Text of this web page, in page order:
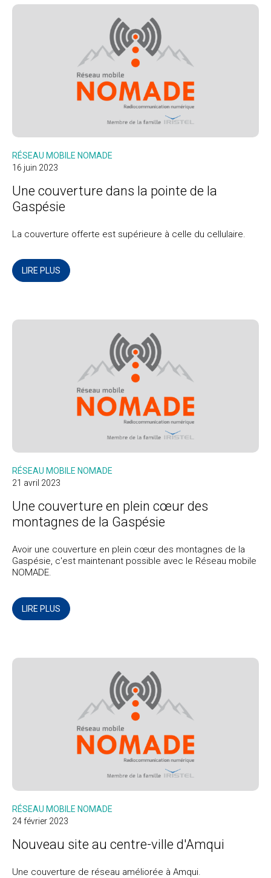
RÉSEAU MOBILE NOMADE
16 juin 2023
Une couverture dans la pointe de la
Gaspésie
La couverture offerte est supérieure à celle du cellulaire.
LIRE PLUS
RÉSEAU MOBILE NOMADE
21 avril 2023
Une couverture en plein cœur des
montagnes de la Gaspésie
Avoir une couverture en plein cœur des montagnes de la
Gaspésie, c'est maintenant possible avec le Réseau mobile
NOMADE.
LIRE PLUS
RÉSEAU MOBILE NOMADE
24 février 2023
Nouveau site au centre-ville d'Amqui
Une couverture de réseau améliorée à Amqui.